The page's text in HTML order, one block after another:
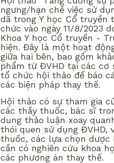
ngưng/hạn chế việc sử
dã trong Y học Cổ truyền
chức vào ngày 11/8/2023
Khoa Y học Cổ truyền -
hiện. Đây là một hoạt
giữa hai bên, bao gồm
phẩm từ ĐVHD tại các cơ
tổ chức hội thảo để báo
các biện pháp thay thế.
Hội thảo có sự tham gia
các thầy thuốc, bác sĩ
dung thảo luận xoay
thói quen sử dụng ĐVHD,
thuốc, các lựa chọn
cần có nghiên cứu khoa
các phương án thay thế.